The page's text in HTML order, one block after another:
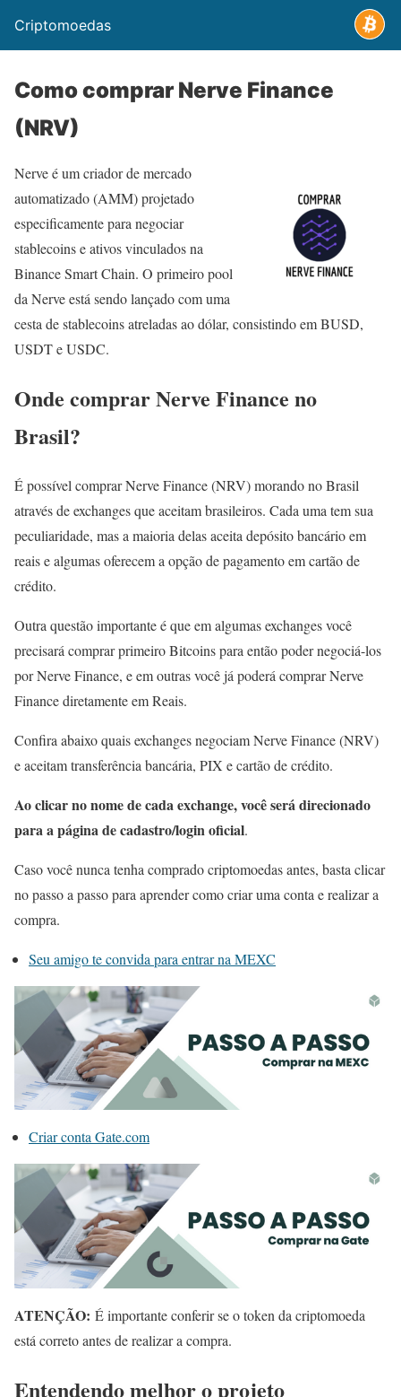
Criptomoedas
Como comprar Nerve Finance
(NRV)
Nerve é um criador de mercado
automatizado (AMM) projetado
especificamente para negociar
stablecoins e ativos vinculados na
Binance Smart Chain. O primeiro pool
da Nerve está sendo lançado com uma
cesta de stablecoins atreladas ao dólar, consistindo em BUSD,
USDT e USDC.
Onde comprar Nerve Finance no
Brasil?
É possível comprar Nerve Finance (NRV) morando no Brasil
através de exchanges que aceitam brasileiros. Cada uma tem sua
peculiaridade, mas a maioria delas aceita depósito bancário em
reais e algumas oferecem a opção de pagamento em cartão de
crédito.
Outra questão importante é que em algumas exchanges você
precisará comprar primeiro Bitcoins para então poder negociá-los
por Nerve Finance, e em outras você já poderá comprar Nerve
Finance diretamente em Reais.
Confira abaixo quais exchanges negociam Nerve Finance (NRV)
e aceitam transferência bancária, PIX e cartão de crédito.
Ao clicar no nome de cada exchange, você será direcionado
para a página de cadastro/login oficial.
Caso você nunca tenha comprado criptomoedas antes, basta clicar
no passo a passo para aprender como criar uma conta e realizar a
compra.
Seu amigo te convida para entrar na MEXC
Criar conta Gate.com
ATENÇÃO: É importante conferir se o token da criptomoeda
está correto antes de realizar a compra.
Entendendo melhor o projeto